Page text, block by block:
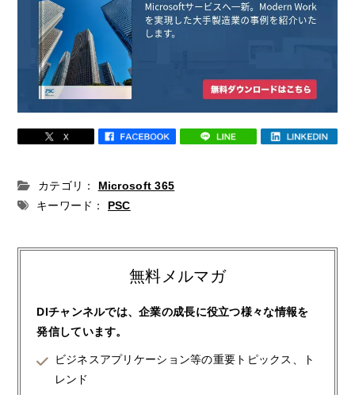
カテゴリ：
Microsoft 365
キーワード：
PSC
無料メルマガ
DIチャンネルでは、企業の成長に役立つ様々な情報を
発信しています。
ビジネスアプリケーション等の重要トピックス、ト
レンド